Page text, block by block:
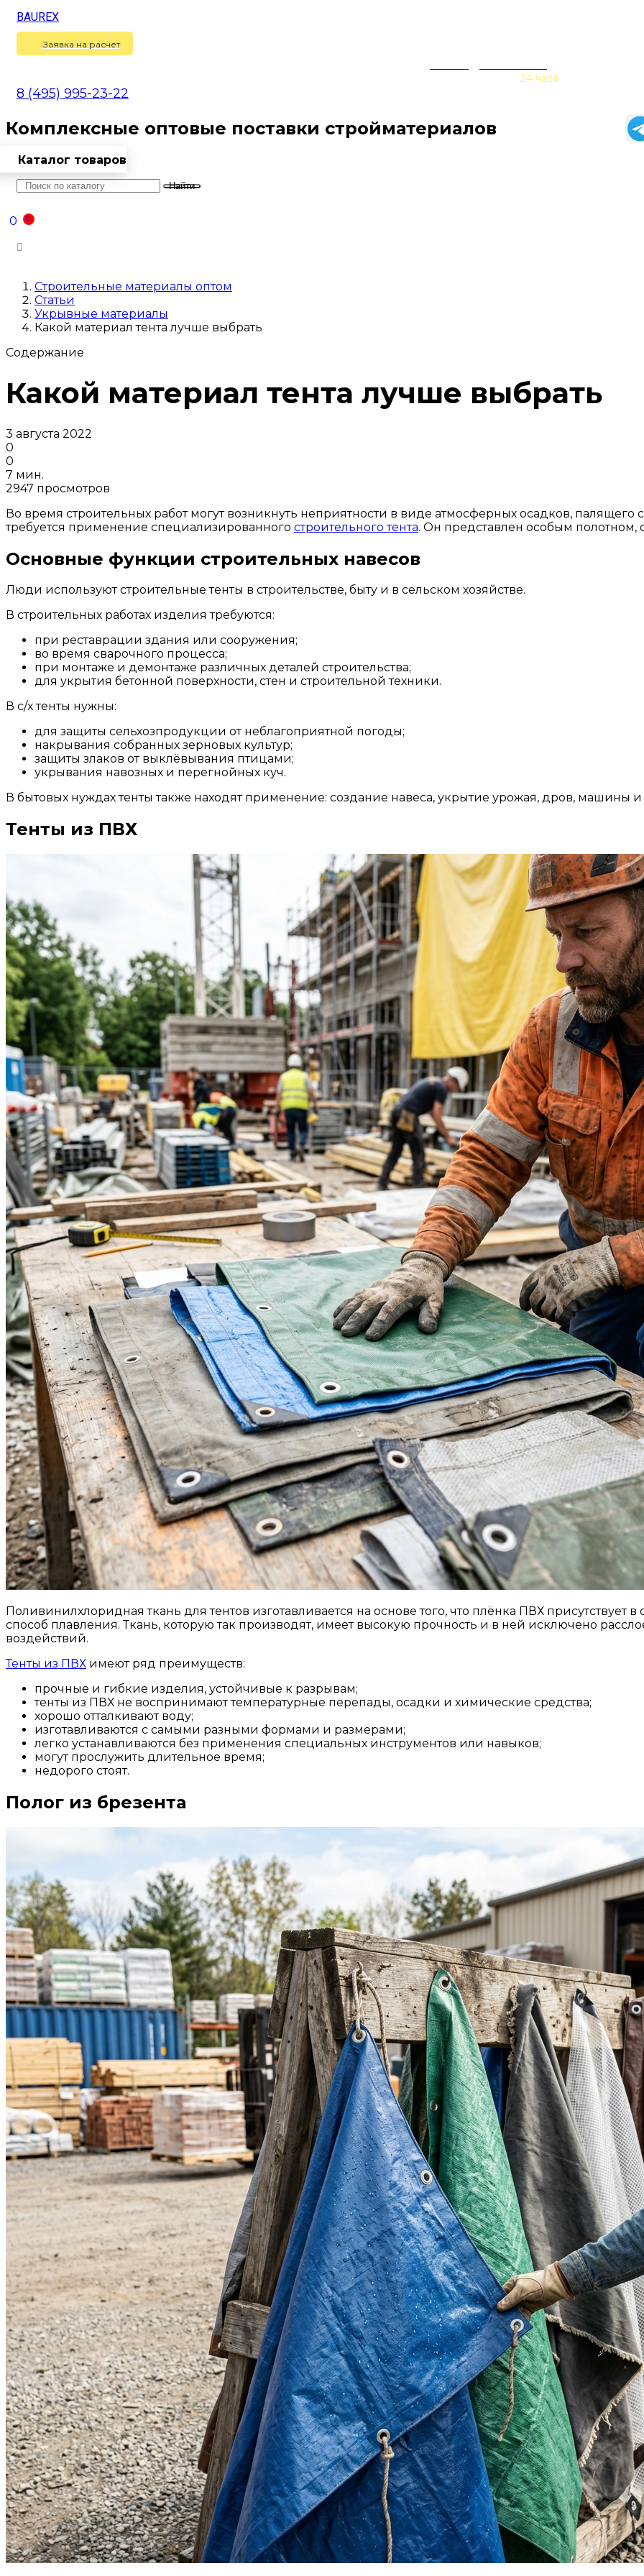
BAUREX
Заявка на расчет
24 часа
8 (495) 995-23-22
Комплексные оптовые поставки стройматериалов
Каталог товаров
Найти
0
0
Строительные материалы оптом
Статьи
Укрывные материалы
Какой материал тента лучше выбрать
Содержание
Какой материал тента лучше выбрать
3 августа 2022
0
0
7 мин.
2947 просмотров
Во время строительных работ могут возникнуть неприятности в виде атмосферных осадков,
требуется применение специализированного строительного тента. Он представлен особым
Основные функции строительных навесов
Люди используют строительные тенты в строительстве, быту и в сельском хозяйстве.
В строительных работах изделия требуются:
при реставрации здания или сооружения;
во время сварочного процесса;
при монтаже и демонтаже различных деталей строительства;
для укрытия бетонной поверхности, стен и строительной техники.
В с/х тенты нужны:
для защиты сельхозпродукции от неблагоприятной погоды;
накрывания собранных зерновых культур;
защиты злаков от выклёвывания птицами;
укрывания навозных и перегнойных куч.
В бытовых нуждах тенты также находят применение: создание навеса, укрытие урожая, дров, машины и
Тенты из ПВХ
Поливинилхлоридная ткань для тентов изготавливается на основе того, что плёнка ПВХ присутствует
способ плавления. Ткань, которую так производят, имеет высокую прочность и в ней исключено
воздействий.
Тенты из ПВХ имеют ряд преимуществ:
прочные и гибкие изделия, устойчивые к разрывам;
тенты из ПВХ не воспринимают температурные перепады, осадки и химические средства;
хорошо отталкивают воду;
изготавливаются с самыми разными формами и размерами;
легко устанавливаются без применения специальных инструментов или навыков;
могут прослужить длительное время;
недорого стоят.
Полог из брезента